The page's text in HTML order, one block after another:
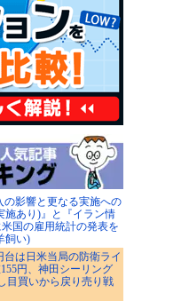
の影響と更なる実施への
施あり)』と『イラン情
国の雇用統計の発表を
飼い)
台は日米当局の防衛ライ
円、神田シーリング
目買いから戻り売り戦